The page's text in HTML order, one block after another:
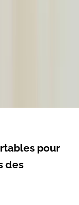
pour
des